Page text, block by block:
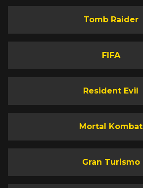
Tomb Raider
FIFA
Resident Evil
Mortal Kombat
Gran Turismo